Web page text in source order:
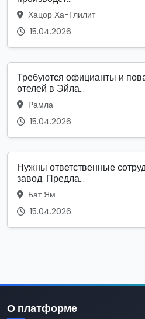
Хацор Ха-Глилит
15.04.2026
Требуются официанты и
отелей в Эйла...
Рамла
15.04.2026
Нужны ответственные
завод. Предла...
Бат Ям
15.04.2026
О платформе